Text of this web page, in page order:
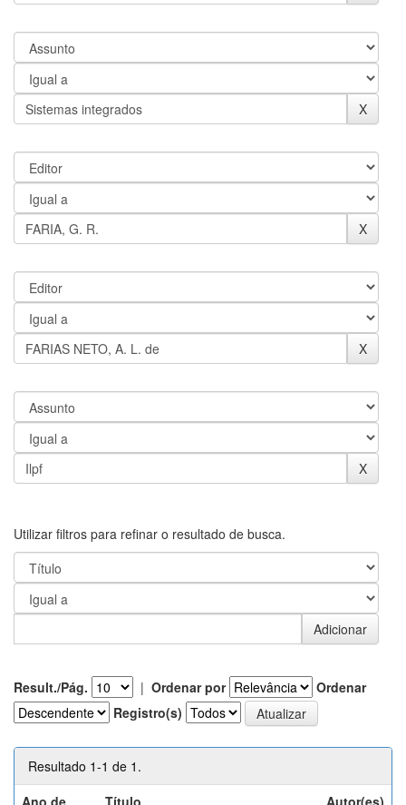
Utilizar filtros para refinar o resultado de busca.
Result./Pág. | Ordenar por
Ordenar
Registro(s)
Resultado 1-1 de 1.
Ano de
Título Autor(es)